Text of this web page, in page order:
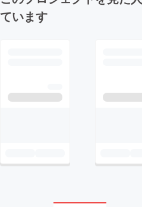
ています